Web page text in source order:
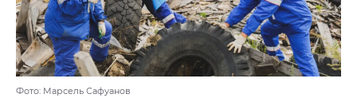
Фото: Марсель Сафуанов